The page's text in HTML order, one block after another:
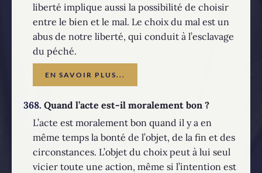
liberté implique aussi la possibilité de choisir
entre le bien et le mal. Le choix du mal est un
abus de notre liberté, qui conduit à l’esclavage
du péché.
EN SAVOIR PLUS...
368. Quand l’acte est-il moralement bon ?
L’acte est moralement bon quand il y a en
même temps la bonté de l’objet, de la fin et des
circonstances. L’objet du choix peut à lui seul
vicier toute une action, même si l’intention est